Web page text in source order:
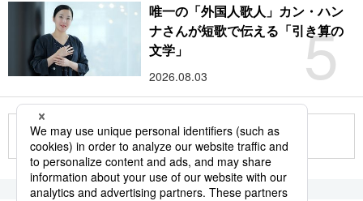
5
唯一の「外国人歌人」カン・ハン
ナさんが短歌で伝える「引き算の
文学」
2026.08.03
もっと見る